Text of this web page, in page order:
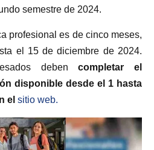
semestre de 2024.
profesional es de cinco meses,
el 15 de diciembre de 2024.
debencompletar el
disponible desde el 1 hasta
el sitio web.